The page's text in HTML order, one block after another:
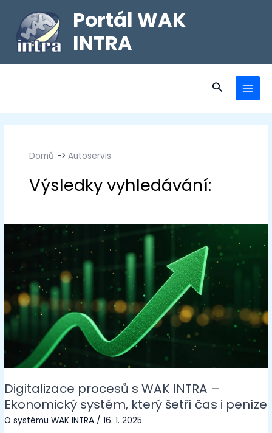
Portál WAK
INTRA
Domů Autoservis
Autoservis
Digitalizace procesů s WAK INTRA –
Ekonomický systém, který šetří čas i peníze
O systému WAK INTRA /16. 1. 2025